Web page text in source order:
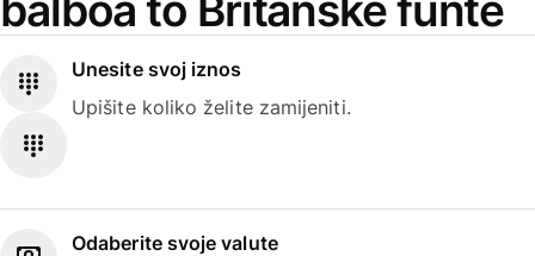
Unesite svoj iznos
Upišite koliko želite zamijeniti.
Odaberite svoje valute